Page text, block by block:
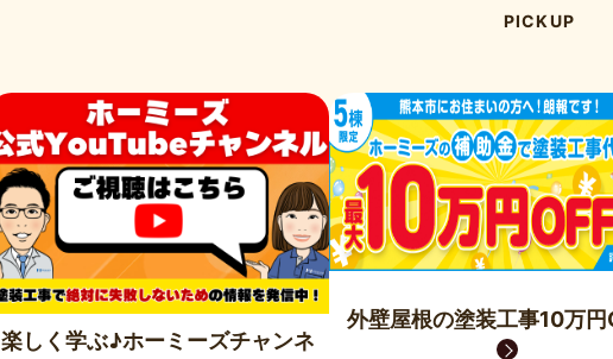
PICKUP
楽しく学ぶ♪ホーミーズチャンネ
外壁屋根の塗装工事10万円